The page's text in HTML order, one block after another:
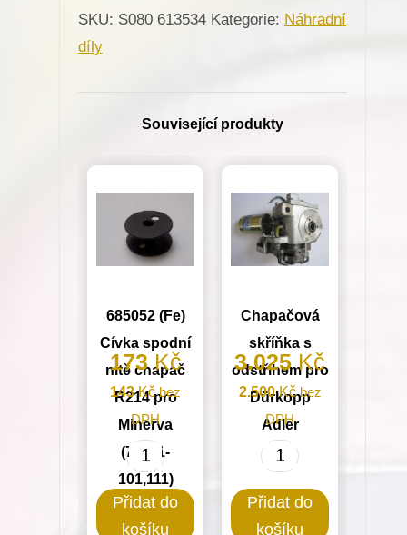
Minerva
(72113)
SKU: S080 613534 Kategorie: Náhradní
díly
Související produkty
685052 (Fe)
Cívka spodní
nitě chapač
R214 pro
Minerva
(72711-
101,111)
173Kč
143Kčbez
DPH
685052
(Fe)
Cívka
Přidat do
košíku
Chapačová
skříňka s
odstřihem pro
Dürkopp
Adler
3.025Kč
2.500Kčbez
DPH
Chapačová
s
Přidat do
košíku